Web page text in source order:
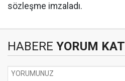
sözleşme imzaladı.
HABERE YORUM KAT